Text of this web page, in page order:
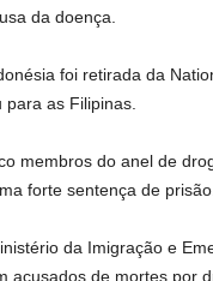
da doença.
foi retirada da
as Filipinas.
membros do anel de
forte sentença de prisão.
da Imigração e
acusados ​​de mortes por